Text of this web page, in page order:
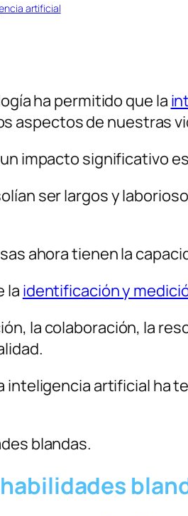
artificial
ha permitido que la
aspectos de nuestras
impacto significativo
ser largos y
ahora tienen la
la identificación y
la colaboración, la
artificial ha
blandas.